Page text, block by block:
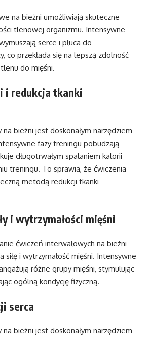
na bieżni umożliwiają skuteczne
tlenowej organizmu. Intensywne
serce i płuca do
co przekłada się na lepszą zdolność
do mięśni.
i redukcja tkanki
bieżni jest doskonałym narzędziem
fazy treningu pobudzają
długotrwałym spalaniem kalorii
treningu. To sprawia, że ćwiczenia
metodą redukcji tkanki
i wytrzymałości mięśni
ćwiczeń interwałowych na bieżni
siłę i wytrzymałość mięśni. Intensywne
różne grupy mięśni, stymulując
ogólną kondycję fizyczną.
serca
bieżni jest doskonałym narzędziem